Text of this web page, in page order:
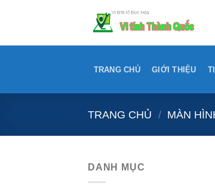
TRANG CHỦ GIỚI THIỆU
TRANG CHỦ / MÀN
DANH MỤC